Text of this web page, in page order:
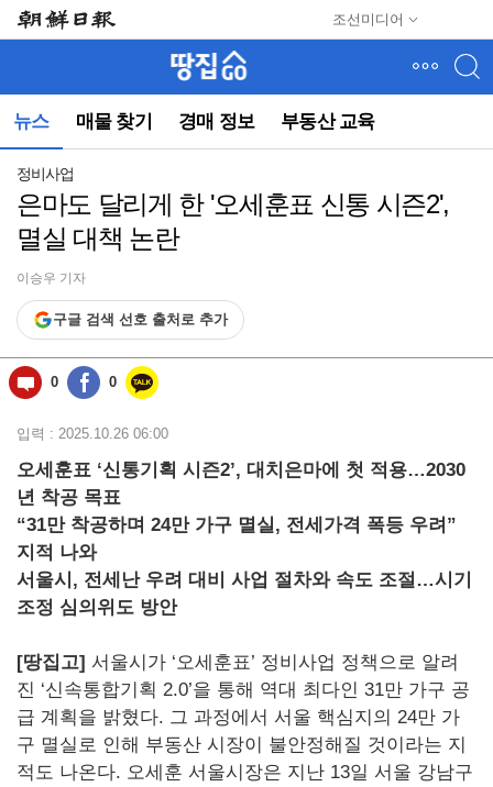
조선미디어
뉴스 매물 찾기 경매 정보 부동산 교육
뉴
(컨
동)
정비사업
은마도 달리게 한 '오세훈표 신통 시즌2',
멸실 대책 논란
이승우 기자
구글 검색 선호 출처로 추가
0 0
입력 : 2025.10.26 06:00
오세훈표 ‘신통기획 시즌2’, 대치은마에 첫 적용…2030
년 착공 목표
“31만 착공하며 24만 가구 멸실, 전세가격 폭등 우려”
지적 나와
서울시, 전세난 우려 대비 사업 절차와 속도 조절…시기
조정 심의위도 방안
[땅집고] 서울시가 ‘오세훈표’ 정비사업 정책으로 알려
진 ‘신속통합기획 2.0’을 통해 역대 최다인 31만 가구 공
급 계획을 밝혔다. 그 과정에서 서울 핵심지의 24만 가
구 멸실로 인해 부동산 시장이 불안정해질 것이라는 지
적도 나온다. 오세훈 서울시장은 지난 13일 서울 강남구